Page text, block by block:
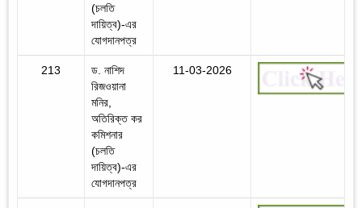
(চলতি
দায়িত্ব)-এর
যোগদানপত্র
213
ড. নাশিদ
রিজওয়ানা
মনির,
অতিরিক্ত কর
কমিশনার
(চলতি
দায়িত্ব)-এর
যোগদানপত্র
11-03-2026